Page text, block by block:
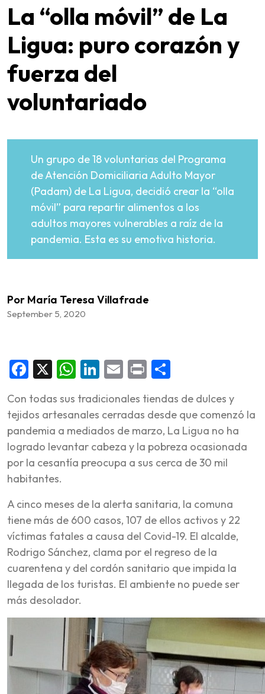
La “olla móvil” de La
Ligua: puro corazón y
fuerza del
voluntariado
Un grupo de 18 voluntarias del Programa
de Atención Domiciliaria Adulto Mayor
(Padam) de La Ligua, decidió crear la “olla
móvil” para repartir alimentos a los
adultos mayores vulnerables a raíz de la
pandemia. Esta es su emotiva historia.
Por María Teresa Villafrade
September 5, 2020
Facebook
X WhatsApp
LinkedIn
Email
Print
Con todas sus tradicionales tiendas de dulces y
tejidos artesanales cerradas desde que comenzó la
pandemia a mediados de marzo, La Ligua no ha
logrado levantar cabeza y la pobreza ocasionada
por la cesantía preocupa a sus cerca de 30 mil
habitantes.
A cinco meses de la alerta sanitaria, la comuna
tiene más de 600 casos, 107 de ellos activos y 22
víctimas fatales a causa del Covid-19. El alcalde,
Rodrigo Sánchez, clama por el regreso de la
cuarentena y del cordón sanitario que impida la
llegada de los turistas. El ambiente no puede ser
más desolador.